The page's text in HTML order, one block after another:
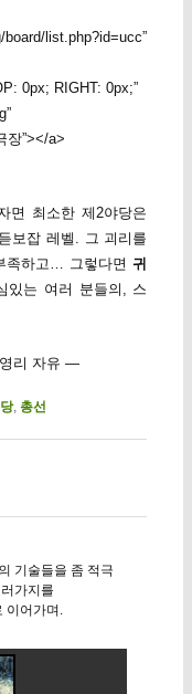
list.php?id=ucc”
0px; RIGHT: 0px;”
장”></a>
면 최소한 제2야당은
보잡 레벨. 그 괴리를
족하고… 그렇다면 귀
있는 여러 분들의, 스
리 자유 —
, 총선
기술들을 좀 적극
가지를
이어가며.